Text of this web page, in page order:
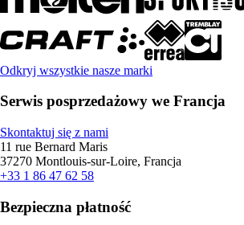
Odkryj wszystkie nasze marki
Serwis posprzedażowy we Francja
Skontaktuj się z nami
11 rue Bernard Maris
37270 Montlouis-sur-Loire, Francja
+33 1 86 47 62 58
Bezpieczna płatność